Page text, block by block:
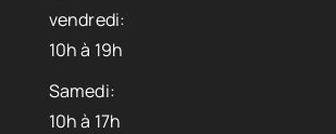
vendredi:
10h à 19h
Samedi:
10h à 17h